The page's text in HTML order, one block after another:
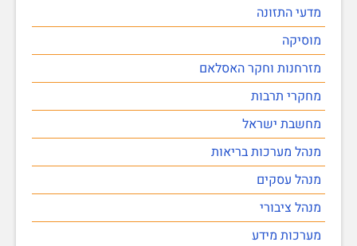
מדעי התזונה
מוסיקה
מזרחנות וחקר האסלאם
מחקרי תרבות
מחשבת ישראל
מנהל מערכות בריאות
מנהל עסקים
מנהל ציבורי
מערכות מידע